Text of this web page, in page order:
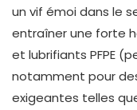
un vif émoi dans le
entraîner une forte
et lubrifiants PFPE
notamment pour
exigeantes telles